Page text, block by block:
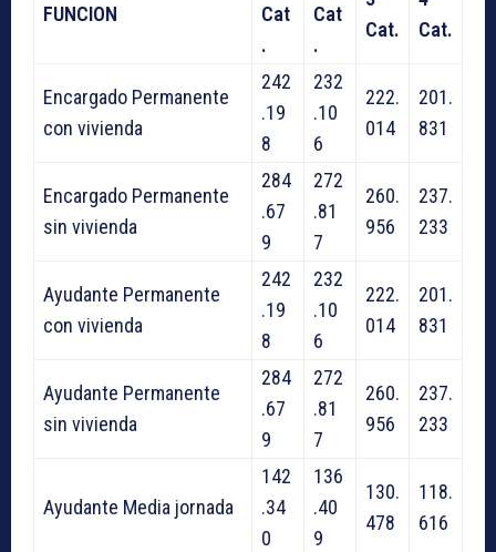
FUNCION
Cat
.
Cat
.
Cat.
Cat.
Encargado Permanente
con vivienda
242
.19
8
232
.10
6
222.
014
201.
831
Encargado Permanente
sin vivienda
284
.67
9
272
.81
7
260.
956
237.
233
Ayudante Permanente
con vivienda
242
.19
8
232
.10
6
222.
014
201.
831
Ayudante Permanente
sin vivienda
284
.67
9
272
.81
7
260.
956
237.
233
Ayudante Media jornada
142
.34
0
136
.40
9
130.
478
118.
616